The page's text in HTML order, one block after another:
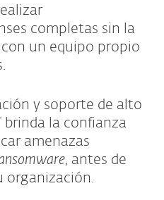
completas sin la
un equipo propio
y soporte de alto
brinda la confianza
amenazas
, antes de
organización.